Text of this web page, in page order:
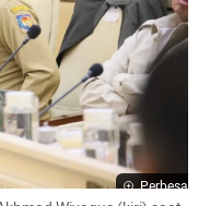
Perbesar